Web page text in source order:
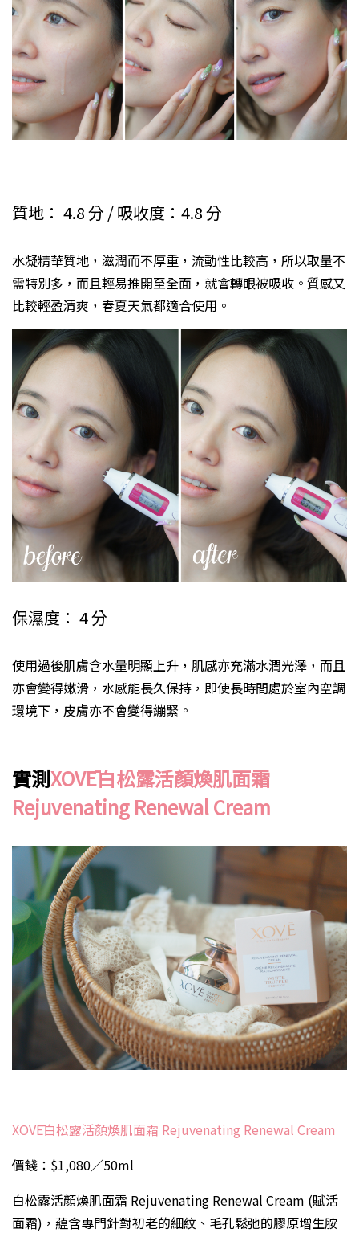
質地： 4.8 分 / 吸收度：4.8 分
水凝精華質地，滋潤而不厚重，流動性比較高，所以取量不
需特別多，而且輕易推開至全面，就會轉眼被吸收。質感又
比較輕盈清爽，春夏天氣都適合使用。
保濕度： 4 分
使用過後肌膚含水量明顯上升，肌感亦充滿水潤光澤，而且
亦會變得嫩滑，水感能長久保持，即使長時間處於室內空調
環境下，皮膚亦不會變得繃緊。
實測XOVĒ白松露活顏煥肌面霜
Rejuvenating Renewal Cream
XOVĒ白松露活顏煥肌面霜 Rejuvenating Renewal Cream
價錢：$1,080／50ml
白松露活顏煥肌面霜 Rejuvenating Renewal Cream (賦活
面霜)，藴含專門針對初老的細紋、毛孔鬆弛的膠原增生胺